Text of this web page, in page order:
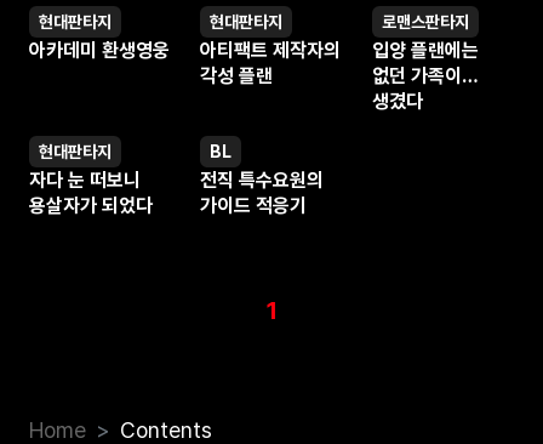
웹소설
현대판타지
아카데미 환생영웅
웹소설
현대판타지
아티팩트 제작자의
각성 플랜
웹소설
로맨스판타지
입양 플랜에는
없던 가족이
생겼다
웹소설
현대판타지
자다 눈 떠보니
용살자가 되었다
웹소설
BL
전직 특수요원의
가이드 적응기
1
Home Contents